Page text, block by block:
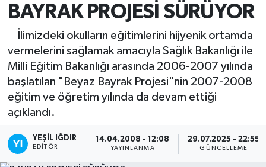
BAYRAK PROJESİ SÜRÜYOR
İlimizdeki okulların eğitimlerini hijyenik ortamda
vermelerini sağlamak amacıyla Sağlık Bakanlığı ile
Milli Eğitim Bakanlığı arasında 2006-2007 yılında
başlatılan "Beyaz Bayrak Projesi"nin 2007-2008
eğitim ve öğretim yılında da devam ettiği
açıklandı.
YEŞIL IĞDIR
EDITÖR
14.04.2008 - 12:08
YAYINLANMA
29.07.2025 - 22:55
GÜNCELLEME
Son Dakika Haberleri
Haber Arşivi